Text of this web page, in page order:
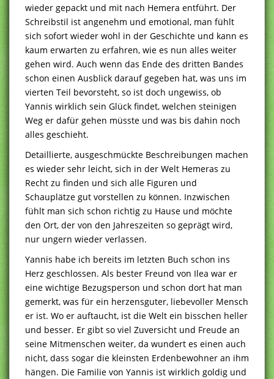
wieder gepackt und mit nach Hemera entführt. Der
Schreibstil ist angenehm und emotional, man fühlt
sich sofort wieder wohl in der Geschichte und kann es
kaum erwarten zu erfahren, wie es nun alles weiter
gehen wird. Auch wenn das Ende des dritten Bandes
schon einen Ausblick darauf gegeben hat, was uns im
vierten Teil bevorsteht, so ist doch ungewiss, ob
Yannis wirklich sein Glück findet, welchen steinigen
Weg er dafür gehen müsste und was bis dahin noch
alles geschieht.
Detaillierte, ausgeschmückte Beschreibungen machen
es wieder sehr leicht, sich in der Welt Hemeras zu
Recht zu finden und sich alle Figuren und
Schauplätze gut vorstellen zu können. Inzwischen
fühlt man sich schon richtig zu Hause und möchte
den Ort, der von den Jahreszeiten so geprägt wird,
nur ungern wieder verlassen.
Yannis habe ich bereits im letzten Buch schon ins
Herz geschlossen. Als bester Freund von Ilea war er
eine wichtige Bezugsperson und schon dort hat man
gemerkt, was für ein herzensguter, liebevoller Mensch
er ist. Wo er auftaucht, ist die Welt ein bisschen heller
und besser. Er gibt so viel Zuversicht und Freude an
seine Mitmenschen weiter, da wundert es einen auch
nicht, dass sogar die kleinsten Erdenbewohner an ihm
hängen. Die Familie von Yannis ist wirklich goldig und